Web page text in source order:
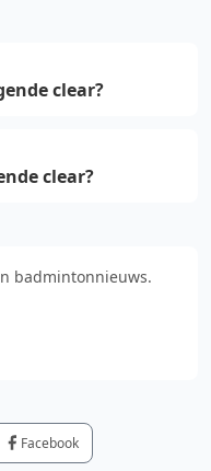
clear?
clear?
badmintonnieuws.
Facebook